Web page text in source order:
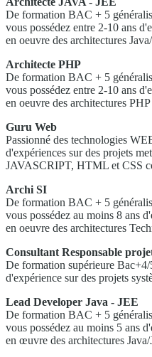
De formation BAC + 5
vous possédez entre 2-10 ans
en oeuvre des architectures
Architecte PHP
De formation BAC + 5
vous possédez entre 2-10 ans
en oeuvre des architectures
Guru Web
Passionné des technologies
d'expériences sur des projets
JAVASCRIPT, HTML et CSS
Archi SI
De formation BAC + 5
vous possédez au moins 8 ans
en oeuvre des architectures
Consultant Responsable
De formation supérieure
d'expérience sur des projets
Lead Developer Java - JEE
De formation BAC + 5
vous possédez au moins 5 ans
en œuvre des architectures